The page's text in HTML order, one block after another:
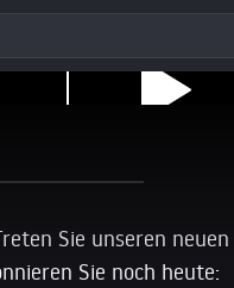
Sie unseren
Sie noch heute: